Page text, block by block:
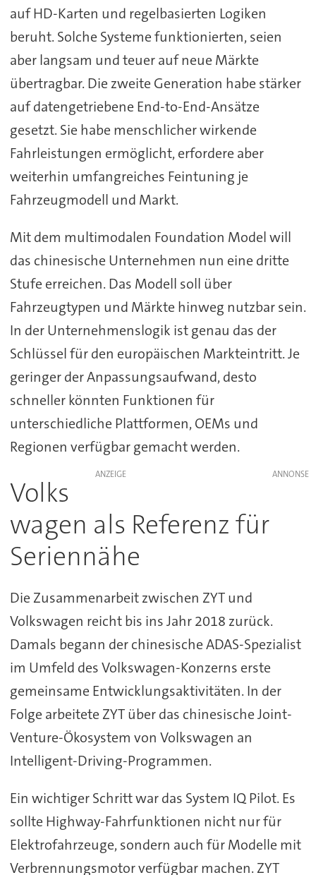
auf HD-Karten und regelbasierten Logiken
beruht. Solche Systeme funktionierten, seien
aber langsam und teuer auf neue Märkte
übertragbar. Die zweite Generation habe stärker
auf datengetriebene End-to-End-Ansätze
gesetzt. Sie habe menschlicher wirkende
Fahrleistungen ermöglicht, erfordere aber
weiterhin umfangreiches Feintuning je
Fahrzeugmodell und Markt.
Mit dem multimodalen Foundation Model will
das chinesische Unternehmen nun eine dritte
Stufe erreichen. Das Modell soll über
Fahrzeugtypen und Märkte hinweg nutzbar sein.
In der Unternehmenslogik ist genau das der
Schlüssel für den europäischen Markteintritt. Je
geringer der Anpassungsaufwand, desto
schneller könnten Funktionen für
unterschiedliche Plattformen, OEMs und
Regionen verfügbar gemacht werden.
ANZEIGE
Volks
wagen als Referenz für
Seriennähe
Die Zusammenarbeit zwischen ZYT und
Volkswagen reicht bis ins Jahr 2018 zurück.
Damals begann der chinesische ADAS-Spezialist
im Umfeld des Volkswagen-Konzerns erste
gemeinsame Entwicklungsaktivitäten. In der
Folge arbeitete ZYT über das chinesische Joint-
Venture-Ökosystem von Volkswagen an
Intelligent-Driving-Programmen.
Ein wichtiger Schritt war das System IQ Pilot. Es
sollte Highway-Fahrfunktionen nicht nur für
Elektrofahrzeuge, sondern auch für Modelle mit
Verbrennungsmotor verfügbar machen. ZYT